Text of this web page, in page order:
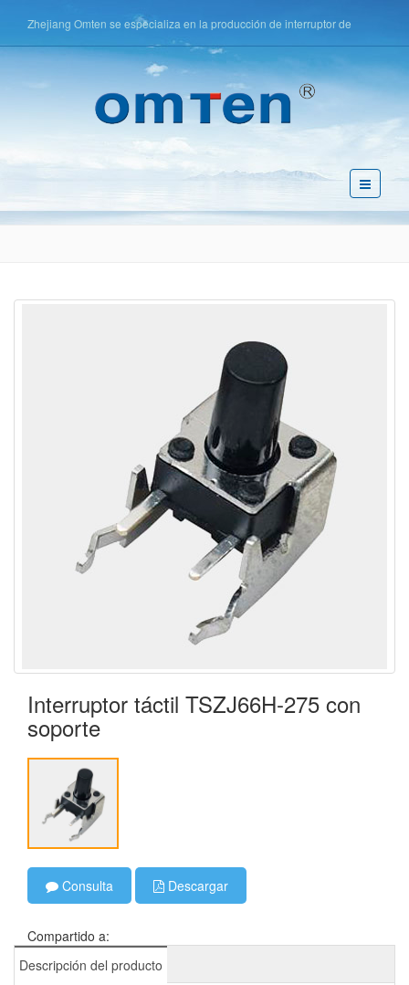
Zhejiang Omten se especializa en la producción de interruptor de
botón, interruptor táctil, interruptor de llave, etc.
English
Interruptor táctil TSZJ66H-275 con
soporte
Consulta Descargar
Compartido a:
Descripción del producto